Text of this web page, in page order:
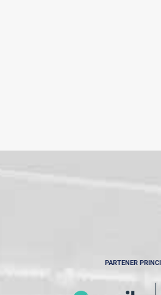
PARTENER